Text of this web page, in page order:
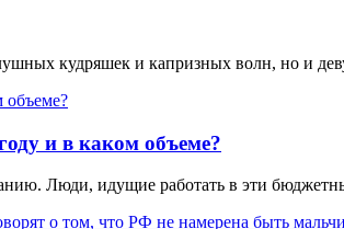
кудряшек и капризных волн, но и
и в каком объеме?
Люди, идущие работать в эти